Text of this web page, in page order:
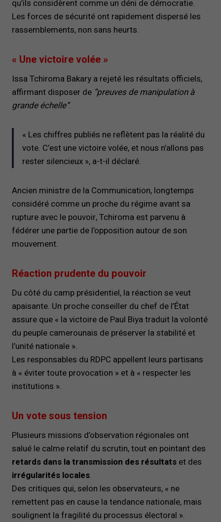
qu’ils considèrent comme un déni de démocratie.
Les forces de sécurité ont rapidement dispersé les
rassemblements, non sans heurts.
« Une victoire volée »
Issa Tchiroma Bakary a rejeté les résultats officiels,
affirmant disposer de “preuves de manipulation à
grande échelle”.
« Les chiffres publiés ne reflètent pas la réalité du
vote. C’est une victoire volée, et nous n’allons pas
rester silencieux », a-t-il déclaré.
Ancien ministre de la Communication, longtemps
considéré comme un proche du régime avant sa
rupture avec le pouvoir, Tchiroma est parvenu à
fédérer une partie de l’opposition autour de son
mouvement.
Réaction prudente du pouvoir
Du côté du camp présidentiel, la réaction se veut
apaisante. Un proche conseiller du chef de l’État
assure que « la victoire de Paul Biya traduit la volonté
du peuple camerounais de préserver la stabilité et
l’unité nationale ».
Les responsables du RDPC appellent leurs partisans
à « éviter toute provocation » et à « respecter les
institutions ».
Un vote sous tension
Plusieurs missions d’observation régionales ont
salué le calme relatif du scrutin, tout en pointant des
retards dans la transmission des résultats et des
irrégularités locales.
Des critiques qui, selon les observateurs, « ne
remettent pas en cause la tendance nationale, mais
soulignent la fragilité du processus électoral ».